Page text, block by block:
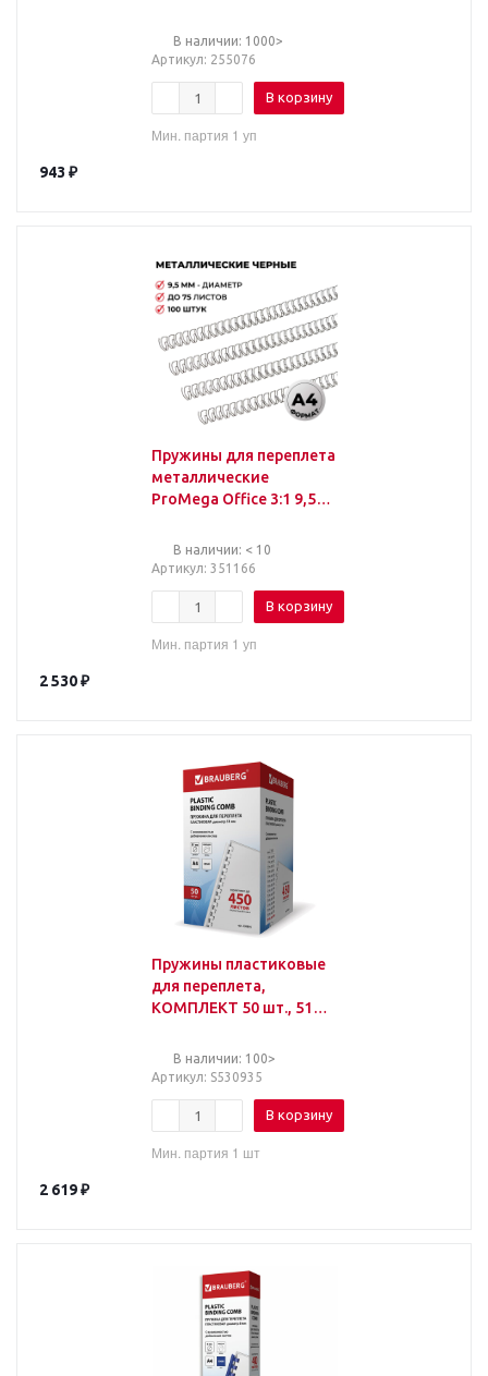
В наличии: 1000>
Артикул: 255076
В корзину
Мин. партия 1 уп
943 ₽
Пружины для переплета
металлические
ProMega Office 3:1 9,5
100шт./уп
В наличии: < 10
Артикул: 351166
В корзину
Мин. партия 1 уп
2 530₽
Пружины пластиковые
для переплета,
КОМПЛЕКТ 50 шт., 51
450 л.), белые,
BRAUBERG,
В наличии: 100>
Артикул: S530935
В корзину
Мин. партия 1 шт
2 619₽